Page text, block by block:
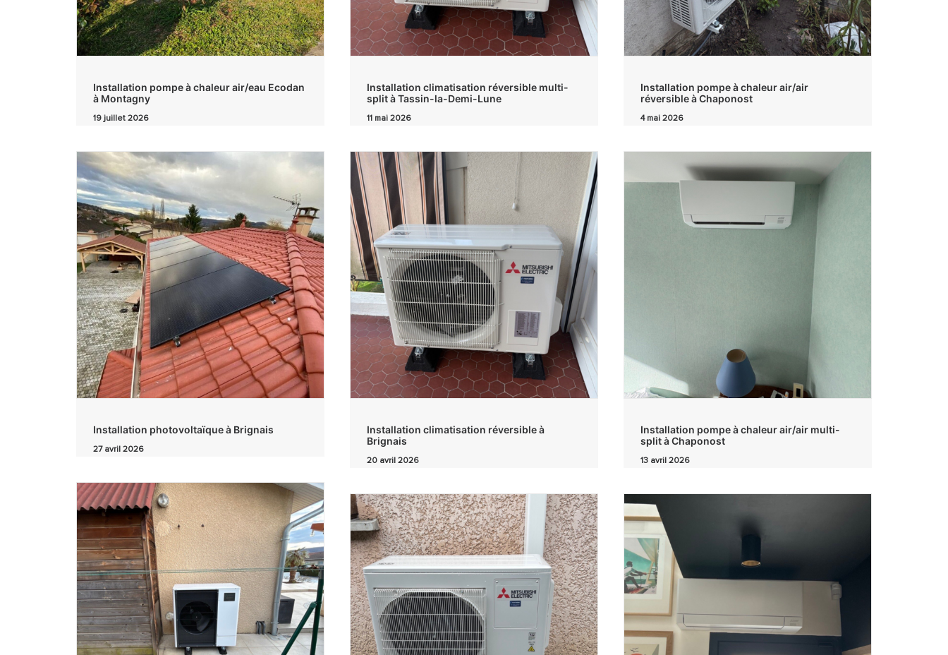
Installation pompe à chaleur air/eau Ecodan
à Montagny
19 juillet 2026
Installation climatisation réversible multi-
split à Tassin-la-Demi-Lune
11 mai 2026
Installation pompe à chaleur air/air
réversible à Chaponost
4 mai 2026
Installation photovoltaïque à Brignais
27 avril 2026
Installation climatisation réversible à
Brignais
20 avril 2026
Installation pompe à chaleur air/air multi-
split à Chaponost
13 avril 2026